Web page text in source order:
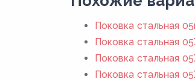
Поковка стальная
Поковка стальная
Поковка стальная
Поковка стальная